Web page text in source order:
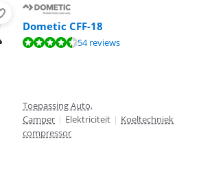
Dometic CFF-18
de 10, gebaseerd op 54 reviews.
54 reviews
Toepassing Auto,
Camper | Elektriciteit | Koeltechniek
compressor